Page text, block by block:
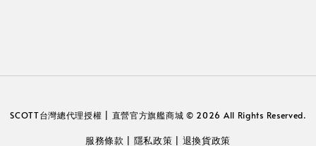
SCOTT台灣總代理授權 | 直營官方旗艦商城 © 2026 All Rights Reserved.
服務條款 隱私政策 退換貨政策